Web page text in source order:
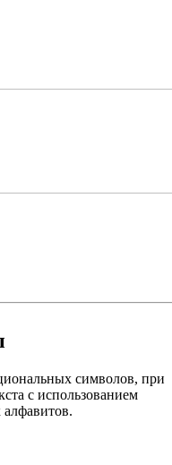
символов, при
с использованием